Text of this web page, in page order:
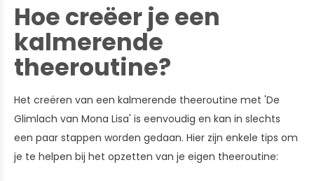
Hoe creëer je een
kalmerende
theeroutine?
Het creëren van een kalmerende theeroutine met 'De
Glimlach van Mona Lisa' is eenvoudig en kan in slechts
een paar stappen worden gedaan. Hier zijn enkele tips om
je te helpen bij het opzetten van je eigen theeroutine: